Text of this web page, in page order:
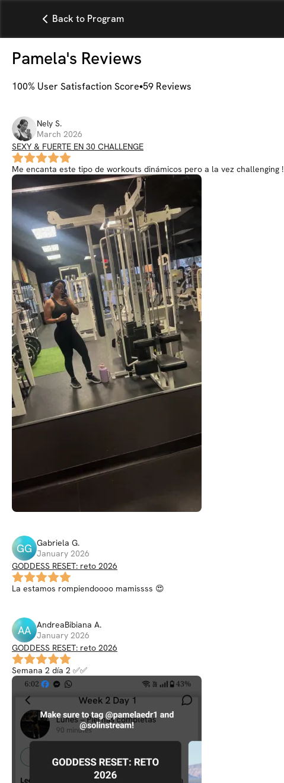
Back to Program
Pamela's Reviews
100% User Satisfaction Score 59 Reviews
Nely S.
March 2026
SEXY & FUERTE EN 30 CHALLENGE
Me encanta este tipo de workouts dinámicos pero a la vez challenging !
GG Gabriela G.
January 2026
GODDESS RESET: reto 2026
La estamos rompiendoooo mamissss 😍
AA AndreaBibiana A.
January 2026
GODDESS RESET: reto 2026
Semana 2 día 2 ✅✅